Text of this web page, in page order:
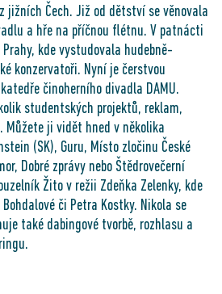
jižních Čech. Již od dětství se věnovala
a hře na příčnou flétnu. V patnácti
kde vystudovala hudebně-
konzervatoři. Nyní je čerstvou
činoherního divadla DAMU.
studentských projektů, reklam,
ji vidět hned v několika
(SK), Guru, Místo zločinu České
Dobré zprávy nebo Štědrovečerní
Žito v režii Zdeňka Zelenky, kde
či Petra Kostky. Nikola se
také dabingové tvorbě, rozhlasu a